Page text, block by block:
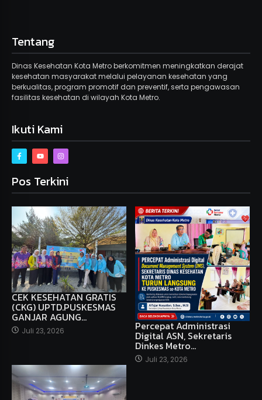
Tentang
Dinas Kesehatan Kota Metro berkomitmen meningkatkan derajat
kesehatan masyarakat melalui pelayanan kesehatan yang
berkualitas, program promotif dan preventif, serta pengawasan
fasilitas kesehatan di wilayah Kota Metro.
Ikuti Kami
Pos Terkini
CEK KESEHATAN GRATIS
(CKG) UPTD.PUSKESMAS
GANJAR AGUNG…
Juli 23, 2026 Percepat Administrasi
Digital ASN, Sekretaris
Dinkes Metro…
Juli 23, 2026